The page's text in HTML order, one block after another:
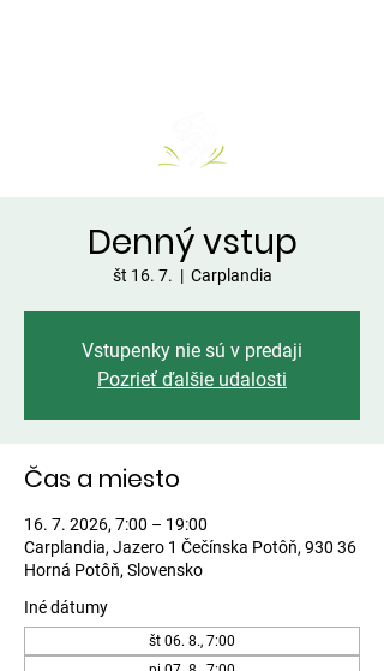
Denný vstup
št 16. 7.
  |
Carplandia
Vstupenky nie sú v predaji
Pozrieť ďalšie udalosti
Čas a miesto
16. 7. 2026, 7:00 – 19:00
Carplandia, Jazero 1 Čečínska Potôň, 930 36
Horná Potôň, Slovensko
Iné dátumy
št 06. 8., 7:00